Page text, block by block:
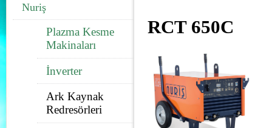
Nuriş
Plazma Kesme
Makinaları
İnverter
Ark Kaynak
Redresörleri
RCT 650C